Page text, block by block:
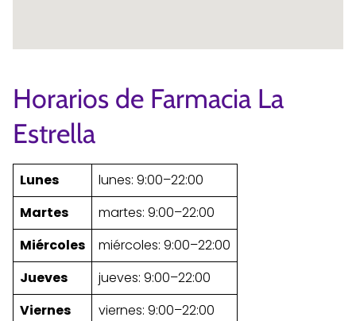
Horarios de Farmacia La
Estrella
Lunes
lunes: 9:00–22:00
Martes
martes: 9:00–22:00
Miércoles
miércoles: 9:00–22:00
Jueves
jueves: 9:00–22:00
Viernes
viernes: 9:00–22:00